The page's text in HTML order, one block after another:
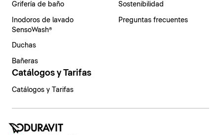
Grifería de baño
Inodoros de lavado
SensoWash®
Duchas
Bañeras
Sostenibilidad
Preguntas frecuentes
Catálogos y Tarifas
Catálogos y Tarifas